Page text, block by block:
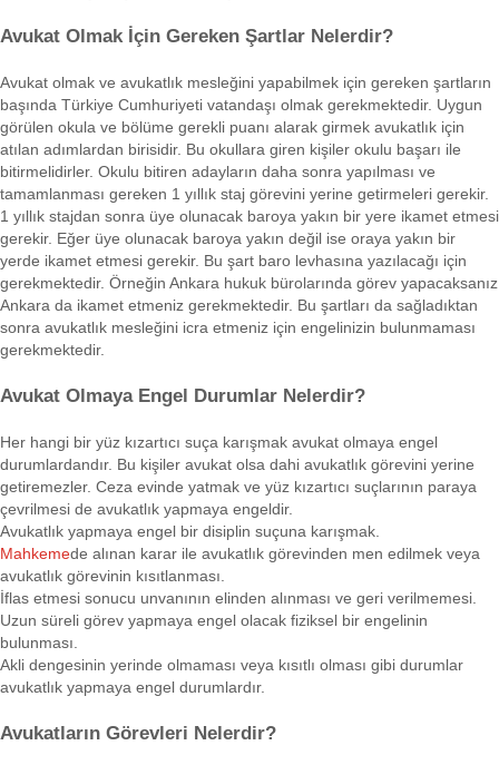
Avukat Olmak İçin Gereken Şartlar Nelerdir?
Avukat olmak ve avukatlık mesleğini yapabilmek için gereken şartların
başında Türkiye Cumhuriyeti vatandaşı olmak gerekmektedir. Uygun
görülen okula ve bölüme gerekli puanı alarak girmek avukatlık için
atılan adımlardan birisidir. Bu okullara giren kişiler okulu başarı ile
bitirmelidirler. Okulu bitiren adayların daha sonra yapılması ve
tamamlanması gereken 1 yıllık staj görevini yerine getirmeleri gerekir.
1 yıllık stajdan sonra üye olunacak baroya yakın bir yere ikamet etmesi
gerekir. Eğer üye olunacak baroya yakın değil ise oraya yakın bir
yerde ikamet etmesi gerekir. Bu şart baro levhasına yazılacağı için
gerekmektedir. Örneğin Ankara hukuk bürolarında görev yapacaksanız
Ankara da ikamet etmeniz gerekmektedir. Bu şartları da sağladıktan
sonra avukatlık mesleğini icra etmeniz için engelinizin bulunmaması
gerekmektedir.
Avukat Olmaya Engel Durumlar Nelerdir?
Her hangi bir yüz kızartıcı suça karışmak avukat olmaya engel
durumlardandır. Bu kişiler avukat olsa dahi avukatlık görevini yerine
getiremezler. Ceza evinde yatmak ve yüz kızartıcı suçlarının paraya
çevrilmesi de avukatlık yapmaya engeldir.
Avukatlık yapmaya engel bir disiplin suçuna karışmak.
Mahkemede alınan karar ile avukatlık görevinden men edilmek veya
avukatlık görevinin kısıtlanması.
İflas etmesi sonucu unvanının elinden alınması ve geri verilmemesi.
Uzun süreli görev yapmaya engel olacak fiziksel bir engelinin
bulunması.
Akli dengesinin yerinde olmaması veya kısıtlı olması gibi durumlar
avukatlık yapmaya engel durumlardır.
Avukatların Görevleri Nelerdir?